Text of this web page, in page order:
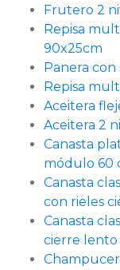
Frutero 2
Repisa
90x25cm
Panera con
Repisa
Aceitera
Aceitera 2
Canasta
módulo 60
Canasta
con rieles
Canasta
cierre lento